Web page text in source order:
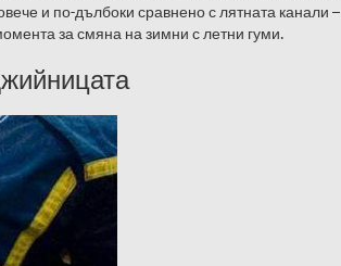
и по-дълбоки сравнено с лятната канали –
за смяна на зимни с летни гуми.